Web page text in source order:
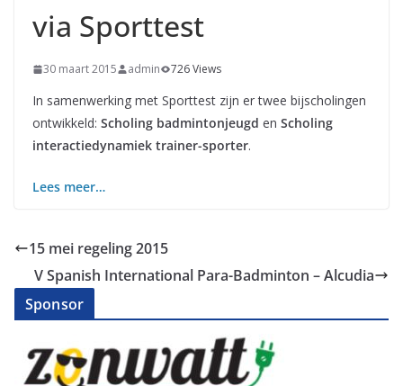
via Sporttest
30 maart 2015 admin 726 Views
In samenwerking met Sporttest zijn er twee bijscholingen
ontwikkeld: Scholing badmintonjeugd en Scholing
interactiedynamiek trainer-sporter.
Lees meer…
15 mei regeling 2015
V Spanish International Para-Badminton – Alcudia
Sponsor